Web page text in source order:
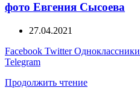
фото Евгения Сысоева
27.04.2021
Facebook Twitter Одноклассники
Telegram
Продолжить чтение